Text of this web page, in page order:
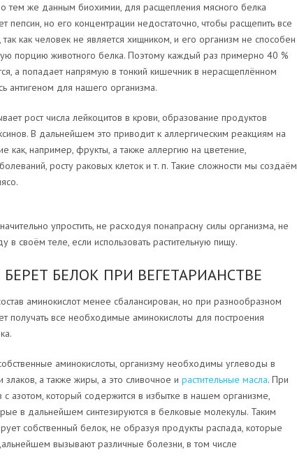
тем же данным биохимии, для расщепления мясного белка
пепсин, но его концентрации недостаточно, чтобы расщепить все
как человек не является хищником, и его организм не способен
порцию животного белка. Поэтому каждый раз примерно 40 %
а попадает напрямую в тонкий кишечник в нерасщеплённом
антигеном для нашего организма.
рост числа лейкоцитов в крови, образование продуктов
В дальнейшем это приводит к аллергическим реакциям на
как, например, фрукты, а также аллергию на цветение,
росту раковых клеток и т. п. Такие сложности мы создаём
упростить, не расходуя понапрасну силы организма, не
в своём теле, если использовать растительную пищу.
БЕЛОК ПРИ ВЕГЕТАРИАНСТВЕ
аминокислот менее сбалансирован, но при разнообразном
получать все необходимые аминокислоты для построения
аминокислоты, организму необходимы углеводы в
а также жиры, а это сливочное и растительные масла. При
азотом, который содержится в избытке в нашем организме,
в дальнейшем синтезируются в белковые молекулы. Таким
собственный белок, не образуя продукты распада, которые
вызывают различные болезни, в том числе